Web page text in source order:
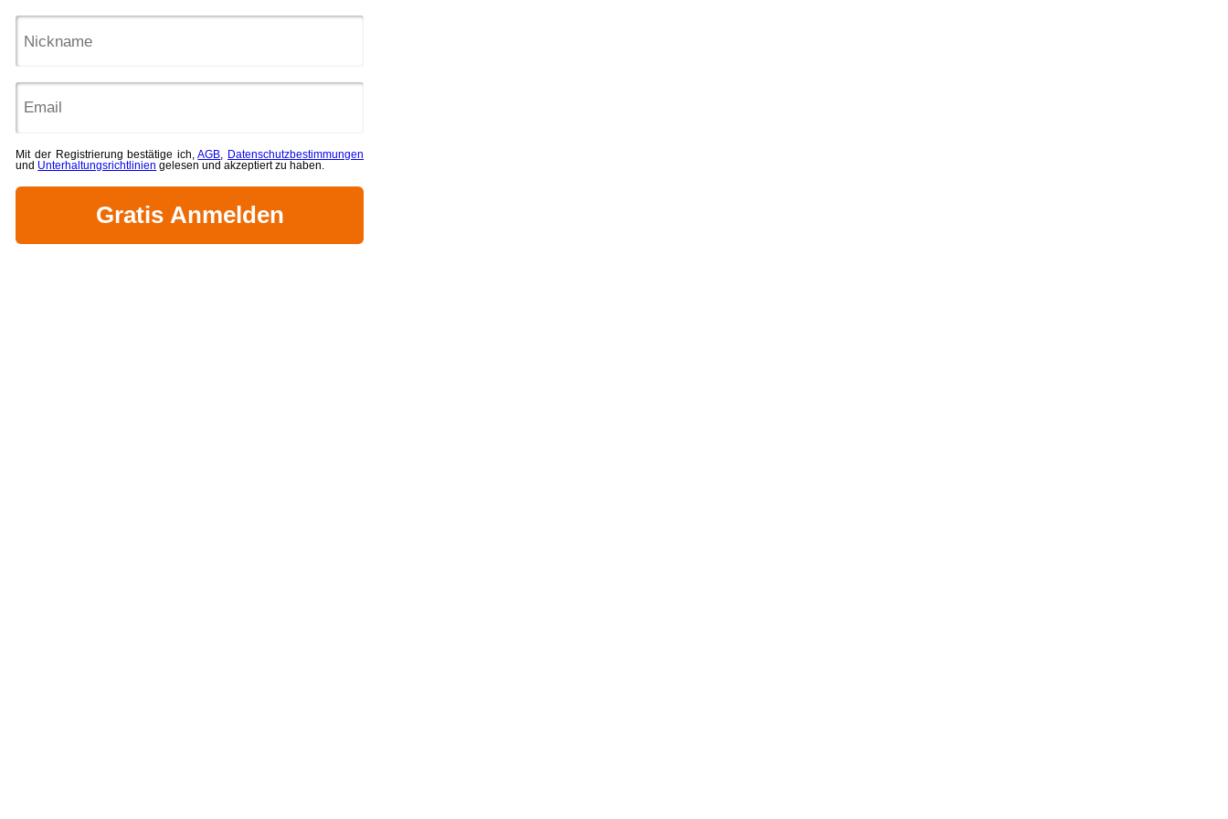
Mit der Registrierung bestätige ich,AGB
Datenschutzbestimmungen
und Unterhaltungsrichtlinien gelesen und akzeptiert zu haben.
Gratis Anmelden